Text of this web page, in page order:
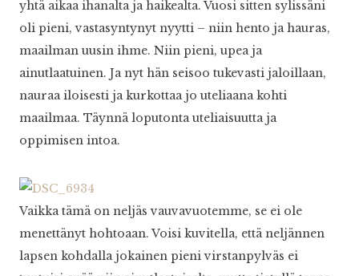
yhtä aikaa ihanalta ja haikealta. Vuosi sitten sylissäni
oli pieni, vastasyntynyt nyytti – niin hento ja hauras,
maailman uusin ihme. Niin pieni, upea ja
ainutlaatuinen. Ja nyt hän seisoo tukevasti jaloillaan,
nauraa iloisesti ja kurkottaa jo uteliaana kohti
maailmaa. Täynnä loputonta uteliaisuutta ja
oppimisen intoa.
Vaikka tämä on neljäs vauvavuotemme, se ei ole
menettänyt hohtoaan. Voisi kuvitella, että neljännen
lapsen kohdalla jokainen pieni virstanpylväs ei